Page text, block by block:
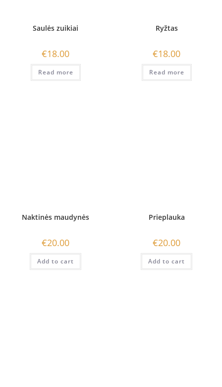
Saulės zuikiai
€18.00
Read more
Ryžtas
€18.00
Read more
Naktinės maudynės
€20.00
Add to cart
Prieplauka
€20.00
Add to cart